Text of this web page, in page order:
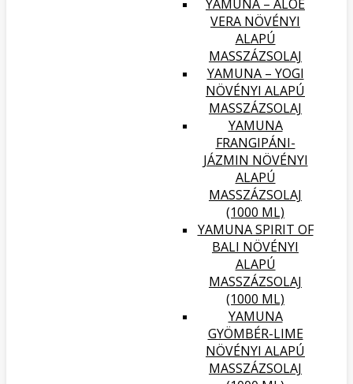
YAMUNA – ALOE
VERA NÖVÉNYI
ALAPÚ
MASSZÁZSOLAJ
YAMUNA – YOGI
NÖVÉNYI ALAPÚ
MASSZÁZSOLAJ
YAMUNA
FRANGIPÁNI-
JÁZMIN NÖVÉNYI
ALAPÚ
MASSZÁZSOLAJ
(1000 ML)
YAMUNA SPIRIT OF
BALI NÖVÉNYI
ALAPÚ
MASSZÁZSOLAJ
(1000 ML)
YAMUNA
GYÖMBÉR-LIME
NÖVÉNYI ALAPÚ
MASSZÁZSOLAJ